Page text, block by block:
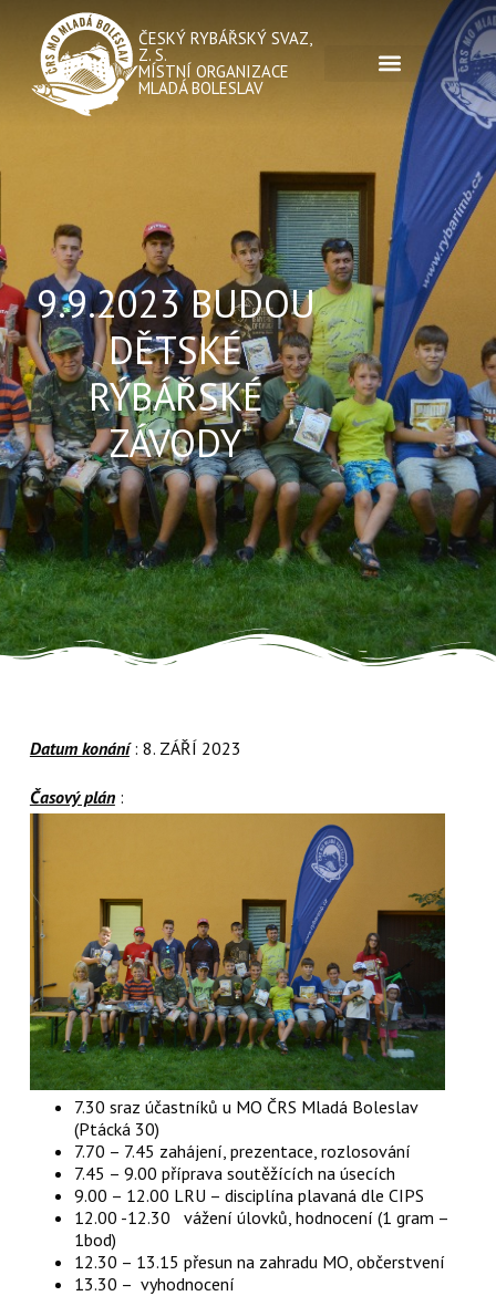
ČESKÝ RYBÁŘSKÝ SVAZ,
Z. S.
MÍSTNÍ ORGANIZACE
MLADÁ BOLESLAV
9.9.2023 BUDOU
DĚTSKÉ
RÝBÁŘSKÉ
ZÁVODY
Datum konání: 8. ZÁŘÍ 2023
Časový plán:
7.30 sraz účastníků u MO ČRS Mladá Boleslav
(Ptácká 30)
7.70 – 7.45 zahájení, prezentace, rozlosování
7.45 – 9.00 příprava soutěžících na úsecích
9.00 – 12.00 LRU – disciplína plavaná dle CIPS
12.00 -12.30 vážení úlovků, hodnocení (1 gram –
1bod)
12.30 – 13.15 přesun na zahradu MO, občerstvení
13.30 – vyhodnocení